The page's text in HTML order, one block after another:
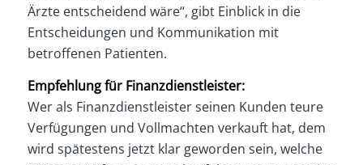
Ärzte entscheidend wäre“, gibt Einblick in die
Entscheidungen und Kommunikation mit
betroffenen Patienten.
Empfehlung für Finanzdienstleister:
Wer als Finanzdienstleister seinen Kunden teure
Verfügungen und Vollmachten verkauft hat, dem
wird spätestens jetzt klar geworden sein, welche